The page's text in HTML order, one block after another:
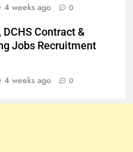
4 weeks ago 0
DCHS Contract &
Jobs Recruitment
4 weeks ago 0